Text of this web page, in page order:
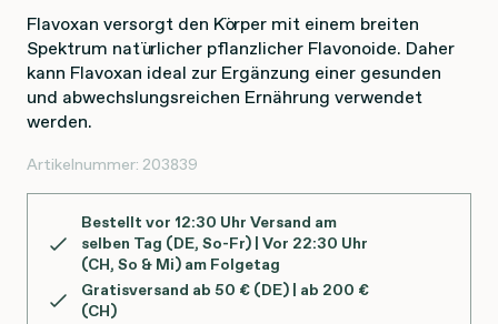
Flavoxan versorgt den Körper mit einem breiten
Spektrum natürlicher pflanzlicher Flavonoide. Daher
kann Flavoxan ideal zur Ergänzung einer gesunden
und abwechslungsreichen Ernährung verwendet
werden.
Artikelnummer: 203839
Bestellt vor 12:30 Uhr Versand am
selben Tag (DE, So-Fr) | Vor 22:30 Uhr
(CH, So & Mi) am Folgetag
Gratisversand ab 50 € (DE) | ab 200 €
(CH)